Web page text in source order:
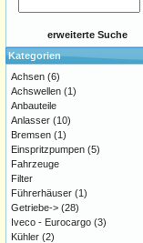
erweiterte Suche
Kategorien
Achsen (6)
Achswellen (1)
Anbauteile
Anlasser (10)
Bremsen (1)
Einspritzpumpen (5)
Fahrzeuge
Filter
Führerhäuser (1)
Getriebe-> (28)
Iveco - Eurocargo (3)
Kühler (2)